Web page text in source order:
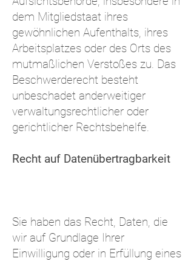
dem Mitgliedstaat ihres
gewöhnlichen Aufenthalts, ihres
Arbeitsplatzes oder des Orts des
mutmaßlichen Verstoßes zu. Das
Beschwerderecht besteht
unbeschadet anderweitiger
verwaltungsrechtlicher oder
gerichtlicher Rechtsbehelfe.
Recht auf Datenübertragbarkeit
Sie haben das Recht, Daten, die
wir auf Grundlage Ihrer
Einwilligung oder in Erfüllung eines